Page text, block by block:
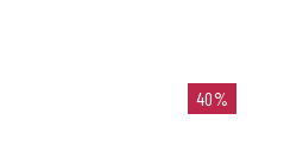
40%